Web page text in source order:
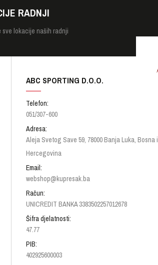
RADNJI
sve lokacije naših radnji
ABC SPORTING D.O.O.
Telefon:
051/307-600
Adresa:
Aleja Svetog Save 59, 78000 Banja Luka, Bosna i
Hercegovina
Email:
webshop@kupresak.ba
Račun:
UNICREDIT BANKA 3383502257012678
Šifra djelatnosti:
47.77
PIB:
402925600003